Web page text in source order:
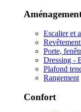
Escalier et
Porte,
Dressing -
Plafond
Rangement
Confort